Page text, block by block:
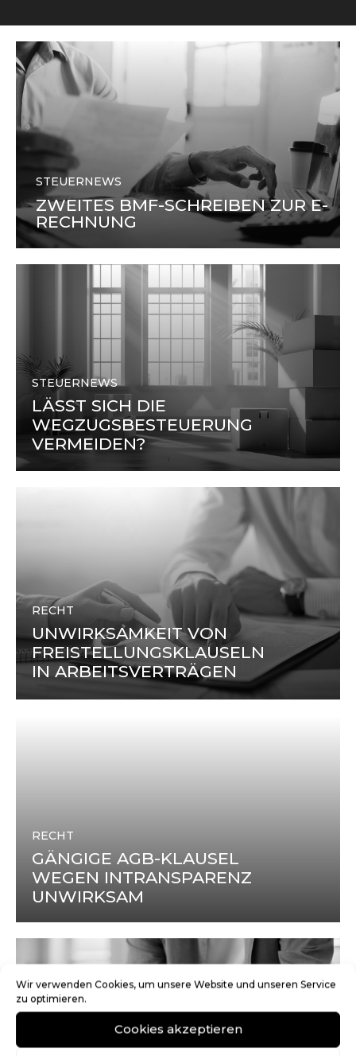
Wir verwenden Cookies, um unsere Website und unseren Service
zu optimieren.
Cookies akzeptieren
STEUERNEWS
ZWEITES BMF-SCHREIBEN ZUR E-
RECHNUNG
STEUERNEWS
LÄSST SICH DIE
WEGZUGSBESTEUERUNG
VERMEIDEN?
RECHT
UNWIRKSAMKEIT VON
FREISTELLUNGSKLAUSELN
IN ARBEITSVERTRÄGEN
RECHT
GÄNGIGE AGB-KLAUSEL
WEGEN INTRANSPARENZ
UNWIRKSAM